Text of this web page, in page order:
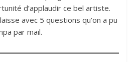
d’applaudir ce bel artiste.
avec 5 questions qu’on a pu
par mail.